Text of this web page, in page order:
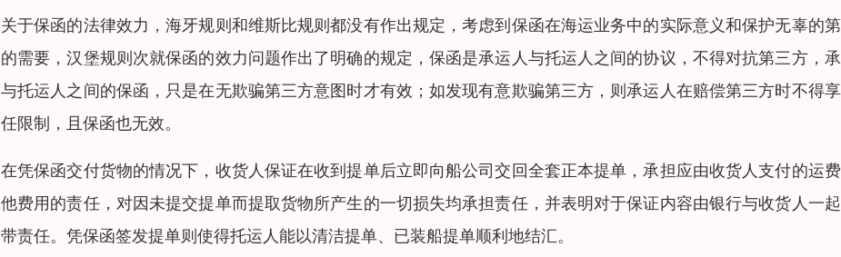
关于保函的法律效力，海牙规则和维斯比规则都没有作出规定，考虑到保函在海运业务中的实际意义和保护无辜的
的需要，汉堡规则次就保函的效力问题作出了明确的规定，保函是承运人与托运人之间的协议，不得对抗第三方，
与托运人之间的保函，只是在无欺骗第三方意图时才有效；如发现有意欺骗第三方，则承运人在赔偿第三方时不得
任限制，且保函也无效。
在凭保函交付货物的情况下，收货人保证在收到提单后立即向船公司交回全套正本提单，承担应由收货人支付的运
他费用的责任，对因未提交提单而提取货物所产生的一切损失均承担责任，并表明对于保证内容由银行与收货人一
带责任。凭保函签发提单则使得托运人能以清洁提单、已装船提单顺利地结汇。